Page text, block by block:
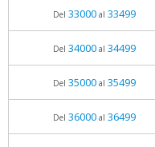
Del 33000al 33499
Del 34000al 34499
Del 35000al 35499
Del 36000al 36499